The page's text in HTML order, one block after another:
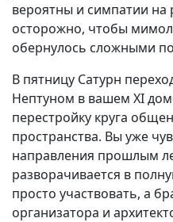
вероятны и симпатии на
осторожно, чтобы
обернулось сложными
В пятницу Сатурн
Нептуном в вашем XI
перестройку круга
пространства. Вы уже
направления прошлым
разворачивается в
просто участвовать, а
организатора и